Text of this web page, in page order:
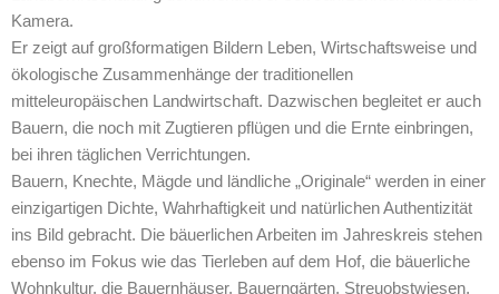
Kamera.
Er zeigt auf großformatigen Bildern Leben, Wirtschaftsweise und
ökologische Zusammenhänge der traditionellen
mitteleuropäischen Landwirtschaft. Dazwischen begleitet er auch
Bauern, die noch mit Zugtieren pflügen und die Ernte einbringen,
bei ihren täglichen Verrichtungen.
Bauern, Knechte, Mägde und ländliche „Originale“ werden in einer
einzigartigen Dichte, Wahrhaftigkeit und natürlichen Authentizität
ins Bild gebracht. Die bäuerlichen Arbeiten im Jahreskreis stehen
ebenso im Fokus wie das Tierleben auf dem Hof, die bäuerliche
Wohnkultur, die Bauernhäuser, Bauerngärten, Streuobstwiesen,